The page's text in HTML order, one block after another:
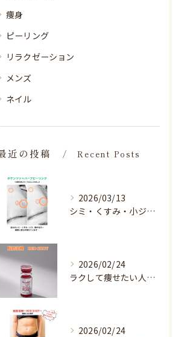
痩身
ピーリング
リラクゼーション
メンズ
ネイル
近の投稿 Recent Posts
2026/03/13
シミ・くすみ・小ジワ・毛穴🌀
2026/02/24
ラクして痩せたい人へ♡
2026/02/24